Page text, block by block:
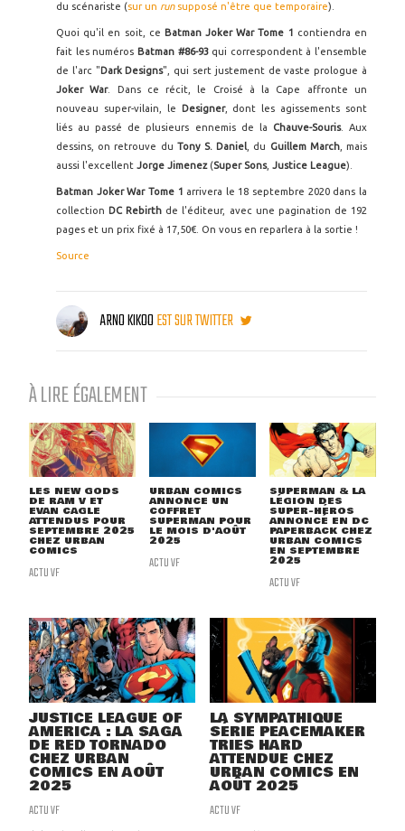
du scénariste (sur un run supposé n'être que temporaire).
Quoi qu'il en soit, ce Batman Joker War Tome 1 contiendra en
fait les numéros Batman #86-93 qui correspondent à l'ensemble
de l'arc "Dark Designs", qui sert justement de vaste prologue à
Joker War. Dans ce récit, le Croisé à la Cape affronte un
nouveau super-vilain, le
Designer, dont les agissements sont
liés au passé de plusieurs ennemis de la Chauve-Souris. Aux
dessins, on retrouve du Tony S. Daniel , du Guillem March, mais
aussi l'excellent Jorge Jimenez (Super Sons, Justice League).
Batman Joker War Tome 1 arrivera le 18 septembre 2020 dans la
collection DC Rebirth de l'éditeur, avec une pagination de 192
pages et un prix fixé à 17,50€. On vous en reparlera à la sortie !
Source
ARNO KIKOOEST SUR TWITTER
À LIRE ÉGALEMENT
LES NEW GODS
DE RAM V ET
EVAN CAGLE
ATTENDUS POUR
SEPTEMBRE 2025
CHEZ URBAN
COMICS
ACTU VF
URBAN COMICS
ANNONCE UN
COFFRET
SUPERMAN POUR
LE MOIS D'AOÛT
2025
ACTU VF
SUPERMAN & LA
LÉGION DES
SUPER-HÉROS
ANNONCÉ EN DC
PAPERBACK CHEZ
URBAN COMICS
EN SEPTEMBRE
2025
ACTU VF
JUSTICE LEAGUE OF
AMERICA : LA SAGA
DE RED TORNADO
CHEZ URBAN
COMICS EN AOÛT
2025
ACTU VF
LA SYMPATHIQUE
SÉRIE PEACEMAKER
TRIES HARD
ATTENDUE CHEZ
URBAN COMICS EN
AOÛT 2025
ACTU VF